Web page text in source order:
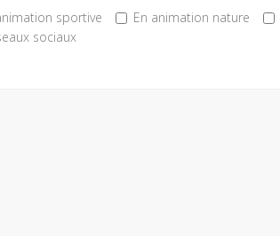
sportive En animation nature
sociaux